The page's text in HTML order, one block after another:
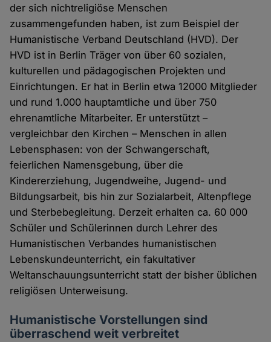
der sich nichtreligiöse Menschen
zusammengefunden haben, ist zum Beispiel der
Humanistische Verband Deutschland (HVD). Der
HVD ist in Berlin Träger von über 60 sozialen,
kulturellen und pädagogischen Projekten und
Einrichtungen. Er hat in Berlin etwa 12000 Mitglieder
und rund 1.000 hauptamtliche und über 750
ehrenamtliche Mitarbeiter. Er unterstützt –
vergleichbar den Kirchen – Menschen in allen
Lebensphasen: von der Schwangerschaft,
feierlichen Namensgebung, über die
Kindererziehung, Jugendweihe, Jugend- und
Bildungsarbeit, bis hin zur Sozialarbeit, Altenpflege
und Sterbebegleitung. Derzeit erhalten ca. 60 000
Schüler und Schülerinnen durch Lehrer des
Humanistischen Verbandes humanistischen
Lebenskundeunterricht, ein fakultativer
Weltanschauungsunterricht statt der bisher üblichen
religiösen Unterweisung.
Humanistische Vorstellungen sind
überraschend weit verbreitet